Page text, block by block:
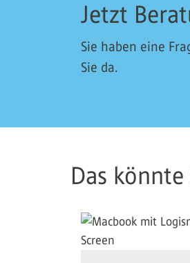
Jetzt
Sie haben eine
Sie da.
Das